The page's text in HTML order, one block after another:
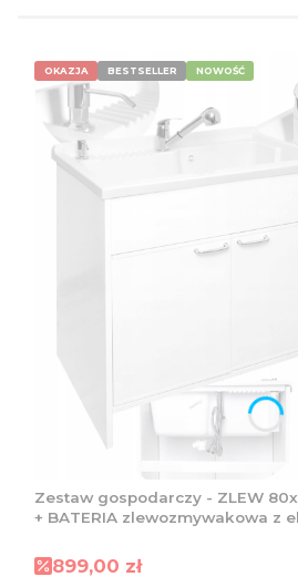
OKAZJA BESTSELLER NOWOŚĆ
Zestaw gospodarczy - ZLEW
+ BATERIA zlewozmywakowa z
Cena promocyjna
899,00 zł